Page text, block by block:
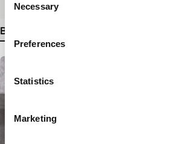
Selection
Necessary
Preferences
Statistics
Marketing
Bekijk meer details